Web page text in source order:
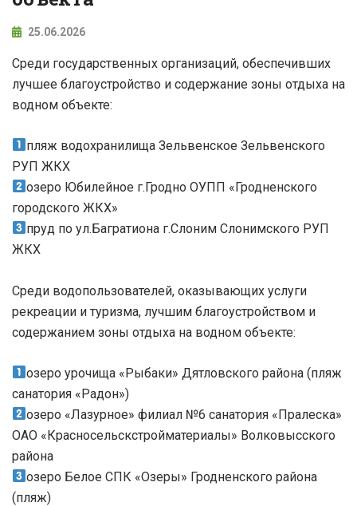
25.06.2026
Среди государственных организаций, обеспечивших
лучшее благоустройство и содержание зоны отдыха на
водном объекте:
пляж водохранилища Зельвенское Зельвенского
РУП ЖКХ
озеро Юбилейное г.Гродно ОУПП «Гродненского
городского ЖКХ»
пруд по ул.Багратиона г.Слоним Слонимского РУП
ЖКХ
Среди водопользователей, оказывающих услуги
рекреации и туризма, лучшим благоустройством и
содержанием зоны отдыха на водном объекте:
озеро урочища «Рыбаки» Дятловского района (пляж
санатория «Радон»)
озеро «Лазурное» филиал №6 санатория «Пралеска»
ОАО «Красносельскстройматериалы» Волковысского
района
озеро Белое СПК «Озеры» Гродненского района
(пляж)